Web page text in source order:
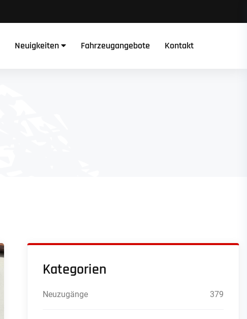
Neuigkeiten Fahrzeugangebote Kontakt
Kategorien
Neuzugänge 379